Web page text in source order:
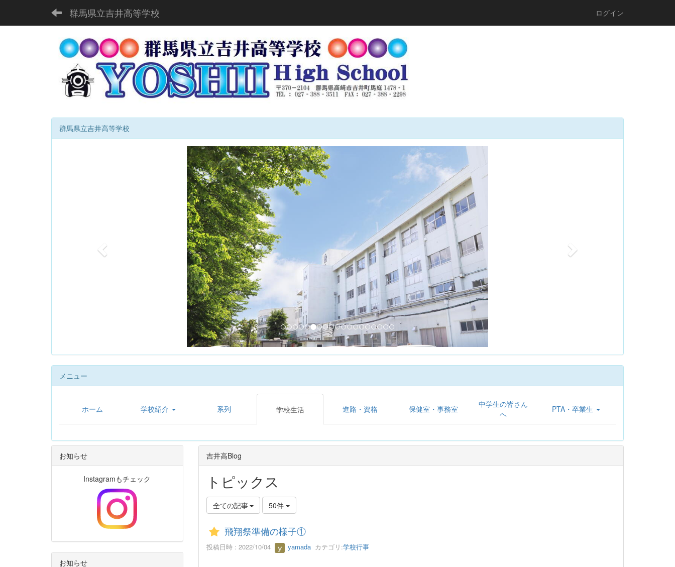
群馬県立吉井高等学校 ログイン
群馬県立吉井高等学校
s
メニュー
ホーム 学校紹介 系列 学校生活 進路・資格 保健室・事務室
中学生の皆さん
へ
PTA・卒業生
吉井高Blog
トピックス
全ての記事 50件
飛翔祭準備の様子①
投稿日時 : 2022/10/04 yamadaカテゴリ:学校行事
お知らせ
Instagramもチェック
お知らせ